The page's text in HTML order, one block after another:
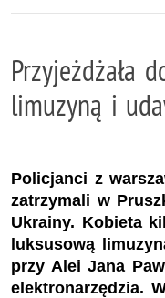
Przyjeżdżała
limuzyną i
Policjanci z
zatrzymali w
Ukrainy. Kobieta
luksusową
przy Alei Jana
elektronarzędzia.